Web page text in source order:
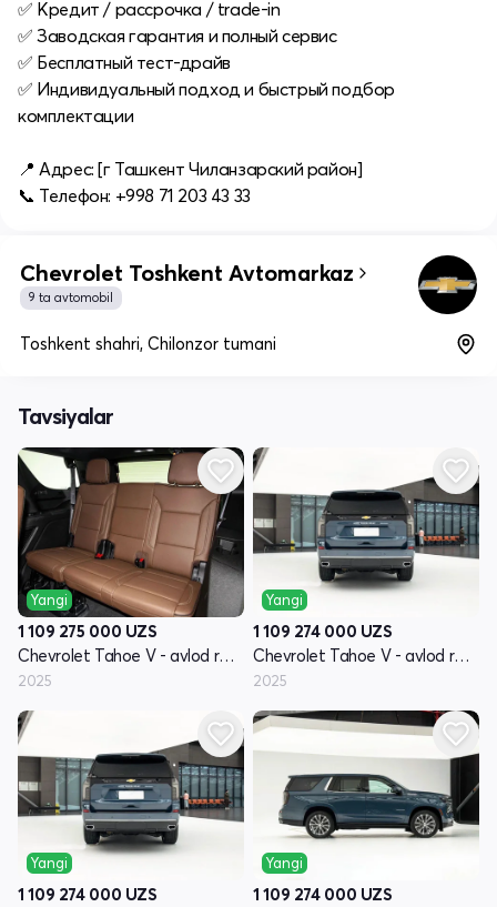
✅ Кредит / рассрочка / trade-in
✅ Заводская гарантия и полный сервис
✅ Бесплатный тест-драйв
✅ Индивидуальный подход и быстрый подбор
комплектации
📍 Адрес: [г Ташкент Чиланзарский район]
📞 Телефон: +998 71 203 43 33
Chevrolet Toshkent Avtomarkaz
9 ta avtomobil
Toshkent shahri, Chilonzor tumani
Tavsiyalar
Yangi
1 109 275 000 UZS
Chevrolet Tahoe V - avlod restayling
2025
Yangi
1 109 274 000 UZS
Chevrolet Tahoe V - avlod restayling
2025
Yangi
1 109 274 000 UZS
Yangi
1 109 274 000 UZS